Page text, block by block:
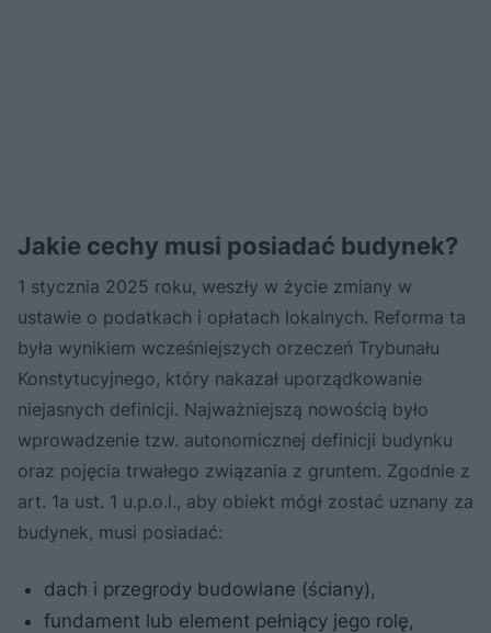
Jakie cechy musi posiadać budynek?
1 stycznia 2025 roku, weszły w życie zmiany w
ustawie o podatkach i opłatach lokalnych. Reforma ta
była wynikiem wcześniejszych orzeczeń Trybunału
Konstytucyjnego, który nakazał uporządkowanie
niejasnych definicji. Najważniejszą nowością było
wprowadzenie tzw. autonomicznej definicji budynku
oraz pojęcia trwałego związania z gruntem. Zgodnie z
art. 1a ust. 1 u.p.o.l., aby obiekt mógł zostać uznany za
budynek, musi posiadać:
dach i przegrody budowlane (ściany),
fundament lub element pełniący jego rolę,